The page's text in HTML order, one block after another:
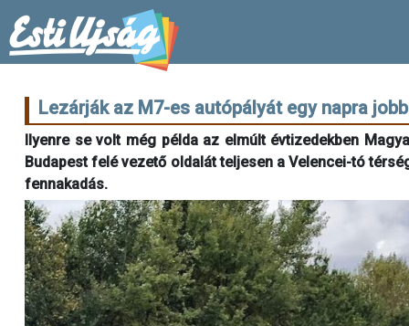
Lezárják az M7-es autópályát egy napra
Ilyenre se volt még példa az elmúlt évtizedekben
Budapest felé vezető oldalát teljesen a Velencei-tó
fennakadás.